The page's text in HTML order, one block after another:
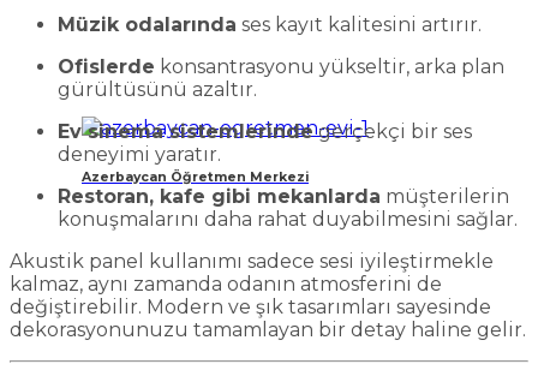
Azerbaycan Öğretmen Merkezi
Müzik odalarında ses kayıt kalitesini artırır.
Ofislerde konsantrasyonu yükseltir, arka plan
gürültüsünü azaltır.
Ev sinema sistemlerindegerçekçi bir ses
deneyimi yaratır.
Restoran, kafe gibi mekanlarda müşterilerin
konuşmalarını daha rahat duyabilmesini sağlar.
Akustik panel kullanımı sadece sesi iyileştirmekle
kalmaz, aynı zamanda odanın atmosferini de
değiştirebilir. Modern ve şık tasarımları sayesinde
dekorasyonunuzu tamamlayan bir detay haline gelir.